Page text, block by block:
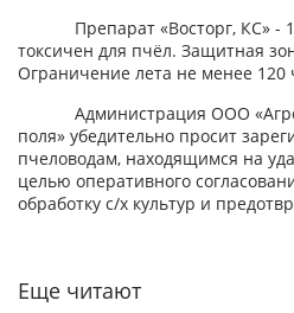
Препарат «Восторг, КС» - 1
токсичен для пчёл. Защитная
Ограничение лета не менее 120
Администрация ООО
поля» убедительно просит
пчеловодам, находящимся на
целью оперативного
обработку с/х культур и
Еще читают